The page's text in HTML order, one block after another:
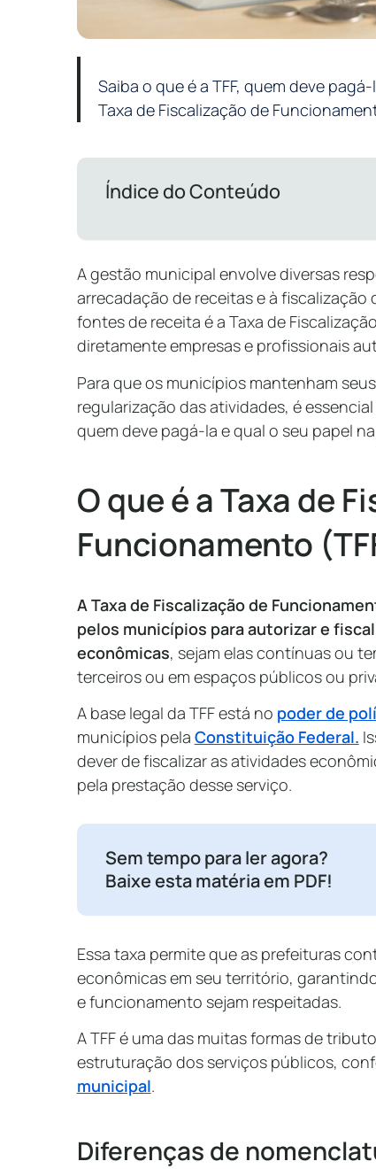
Saiba o que é a TFF, quem deve
Taxa de Fiscalização de
Índice do Conteúdo
A gestão municipal envolve diversas
arrecadação de receitas e à
fontes de receita é a Taxa de
diretamente empresas e profissionais
Para que os municípios mantenham
regularização das atividades, é
quem deve pagá-la e qual o seu papel
O que é a Taxa de
Funcionamento
A Taxa de Fiscalização de
pelos municípios para autorizar e
econômicas, sejam elas contínuas ou
terceiros ou em espaços públicos ou
A base legal da TFF está no poder de
municípios pela Constituição Federal.
dever de fiscalizar as atividades
pela prestação desse serviço.
Sem tempo para ler agora?
Baixe esta matéria em PDF!
Essa taxa permite que as prefeituras
econômicas em seu território,
e funcionamento sejam respeitadas.
A TFF é uma das muitas formas de
estruturação dos serviços públicos,
municipal.
Diferenças de